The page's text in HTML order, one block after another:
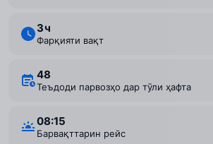
3 ⁠ч
Фарқияти вақт
48
Теъдоди парвозҳо дар тӯли ҳафта
08:15
Барвақттарин рейс